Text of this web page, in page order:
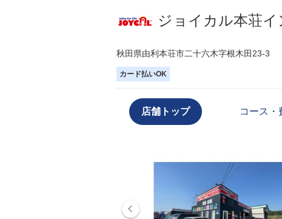
ジョイカル本荘イ
秋田県由利本荘市二十六木字根木田23-3
カード払いOK
店舗トップ コース・